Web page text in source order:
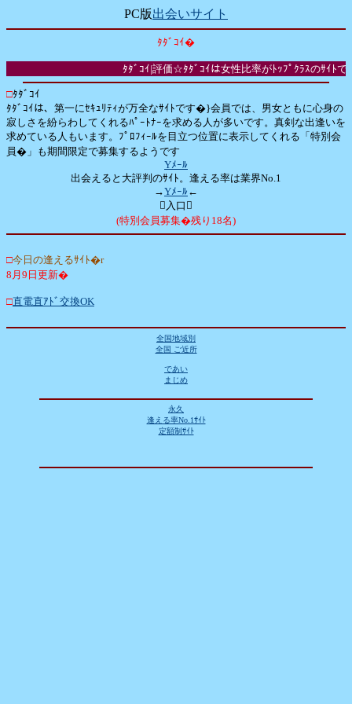
PC版出会いサイト
ﾀﾀﾞｺｲ�
ﾀﾀﾞｺｲ|評価☆ﾀﾀﾞｺｲは女性比率がﾄｯﾌﾟｸﾗｽのｻｲﾄ
□ﾀﾀﾞｺｲ
ﾀﾀﾞｺｲは、第一にｾｷｭﾘﾃｨが万全なｻｲﾄです�}会員では、男女ともに心身の
寂しさを紛らわしてくれるﾊﾟｰﾄﾅｰを求める人が多いです。真剣な出逢いを
求めている人もいます。ﾌﾟﾛﾌｨｰﾙを目立つ位置に表示してくれる「特別会
員�」も期間限定で募集するようです
Yﾒｰﾙ
出会えると大評判のｻｲﾄ。逢える率は業界No.1
→Yﾒｰﾙ ←
入口
(特別会員募集�残り18名)
□今日の逢えるｻｲﾄ�r
8月9日更新�
□直電直ｱﾄﾞ交換OK
全国地域別
全国 ご近所
であい
まじめ
永久
逢える率No.1ｻｲﾄ
定額制ｻｲﾄ